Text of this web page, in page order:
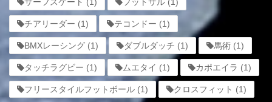
チアリーダー (1) テコンドー (1)
BMXレーシング (1) ダブルダッチ (1) 馬術 (1)
タッチラグビー (1) ムエタイ (1) カポエイラ (1)
フリースタイルフットボール (1) クロスフィット (1)